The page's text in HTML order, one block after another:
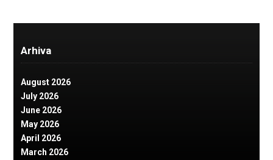
Arhiva
August 2026
July 2026
June 2026
May 2026
April 2026
March 2026